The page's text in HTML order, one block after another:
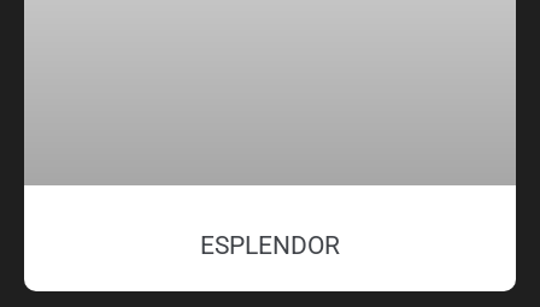
ESPLENDOR